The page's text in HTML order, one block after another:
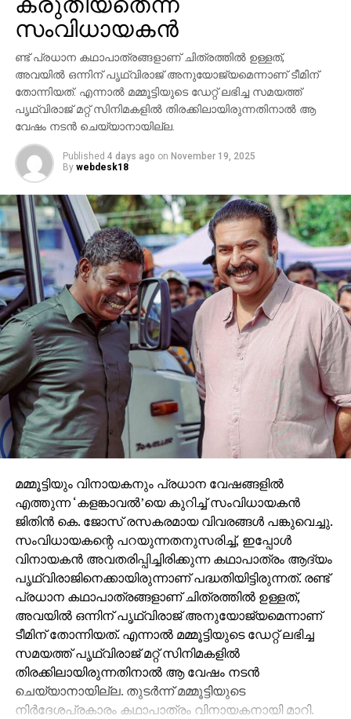
ശ്രദ്ധേയമാക്കി. ചിത്രത്തില്‍ പ്രിയങ്ക ചോപ്ര
മന്ദാകിനിയായി, പൃഥ്വിരാജ് സുകുമാരന്‍ കുംബയായി
പ്രത്യക്ഷപ്പെടും. 2027ലെ സങ്ക്രാന്തി റിലീസിനായി
‘വാരണസി’ ഒരുക്കപ്പെടുന്നുണ്ട്. എന്നാല്‍
ചിത്രത്തെക്കാള്‍ വലിയ ചര്‍ച്ചയാകുന്നത്
സംവിധായകന്റെ പ്രസ്താവനയും അതിനുശേഷം
ഉയര്‍ന്ന പ്രതിഷേധങ്ങളുമാണ്.
സംവിധായകന്‍
ണ്ട് പ്രധാന കഥാപാത്രങ്ങളാണ് ചിത്രത്തില്‍ ഉള്ളത്,
അവയില്‍ ഒന്നിന് പൃഥ്വിരാജ് അനുയോജ്യമെന്നാണ് ടീമിന്
തോന്നിയത്. എന്നാല്‍ മമ്മൂട്ടിയുടെ ഡേറ്റ് ലഭിച്ച സമയത്ത്
പൃഥ്വിരാജ് മറ്റ് സിനിമകളില്‍ തിരക്കിലായിരുന്നതിനാല്‍ ആ
വേഷം നടന്‍ ചെയ്യാനായില്ല.
Published 4 days ago on November 19, 2025
By webdesk18
മമ്മൂട്ടിയും വിനായകനും പ്രധാന വേഷങ്ങളില്‍
എത്തുന്ന ‘കളങ്കാവല്‍’യെ കുറിച്ച് സംവിധായകന്‍
ജിതിന്‍ കെ. ജോസ് രസകരമായ വിവരങ്ങള്‍ പങ്കുവെച്ചു.
സംവിധായകന്റെ പറയുന്നതനുസരിച്ച്, ഇപ്പോള്‍
വിനായകന്‍ അവതരിപ്പിച്ചിരിക്കുന്ന കഥാപാത്രം ആദ്യം
പൃഥ്വിരാജിനെക്കായിരുന്നാണ് പദ്ധതിയിട്ടിരുന്നത്. രണ്ട്
പ്രധാന കഥാപാത്രങ്ങളാണ് ചിത്രത്തില്‍ ഉള്ളത്,
അവയില്‍ ഒന്നിന് പൃഥ്വിരാജ് അനുയോജ്യമെന്നാണ്
ടീമിന് തോന്നിയത്. എന്നാല്‍ മമ്മൂട്ടിയുടെ ഡേറ്റ് ലഭിച്ച
സമയത്ത് പൃഥ്വിരാജ് മറ്റ് സിനിമകളില്‍
തിരക്കിലായിരുന്നതിനാല്‍ ആ വേഷം നടന്‍
ചെയ്യാനായില്ല. തുടര്‍ന്ന് മമ്മൂട്ടിയുടെ
നിര്‍ദേശപ്രകാരം കഥാപാത്രം വിനായകനായി മാറി.